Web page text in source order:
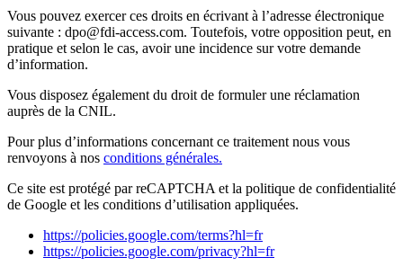
Vous pouvez exercer ces droits en écrivant à l’adresse électronique
suivante : dpo@fdi-access.com. Toutefois, votre opposition peut, en
pratique et selon le cas, avoir une incidence sur votre demande
d’information.
Vous disposez également du droit de formuler une réclamation
auprès de la CNIL.
Pour plus d’informations concernant ce traitement nous vous
renvoyons à nos conditions générales.
Ce site est protégé par reCAPTCHA et la politique de confidentialité
de Google et les conditions d’utilisation appliquées.
https://policies.google.com/terms?hl=fr
https://policies.google.com/privacy?hl=fr